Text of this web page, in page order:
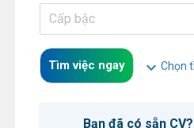
Cấp bậc
Tìm việc ngay expand_more Chọn
Bạn đã có sẵn CV?